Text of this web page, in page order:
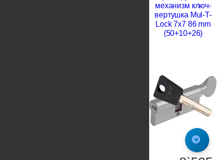
механизм ключ-
вертушка Mul-T-
Lock 7x7 86 mm
(50+10+26)